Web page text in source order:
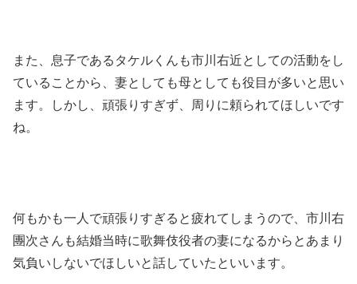
また、息子であるタケルくんも市川右近としての活動をし
ていることから、妻としても母としても役目が多いと思い
ます。しかし、頑張りすぎず、周りに頼られてほしいです
ね。
何もかも一人で頑張りすぎると疲れてしまうので、市川右
團次さんも結婚当時に歌舞伎役者の妻になるからとあまり
気負いしないでほしいと話していたといいます。